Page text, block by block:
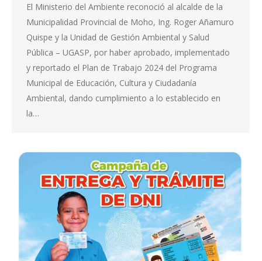
El Ministerio del Ambiente reconoció al alcalde de la
Municipalidad Provincial de Moho, Ing. Roger Añamuro
Quispe y la Unidad de Gestión Ambiental y Salud
Pública – UGASP, por haber aprobado, implementado
y reportado el Plan de Trabajo 2024 del Programa
Municipal de Educación, Cultura y Ciudadanía
Ambiental, dando cumplimiento a lo establecido en
la…